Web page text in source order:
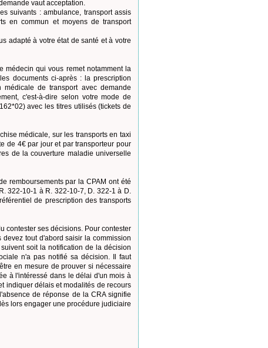
vaut acceptation.
suivants : ambulance, transport assis
en commun et moyens de transport
adapté à votre état de santé et à votre
médecin qui vous remet notamment la
documents ci-après : la prescription
médicale de transport avec demande
c'est-à-dire selon votre mode de
avec les titres utilisés (tickets de
médicale, sur les transports en taxi
de 4€ par jour et par transporteur pour
de la couverture maladie universelle
remboursements par la CPAM ont été
322-10-1 à R. 322-10-7, D. 322-1 à D.
de prescription des transports
contester ses décisions. Pour contester
tout d'abord saisir la commission
soit la notification de la décision
n'a pas notifié sa décision. Il faut
en mesure de prouver si nécessaire
à l'intéressé dans le délai d'un mois à
indiquer délais et modalités de recours
de réponse de la CRA signifie
lors engager une procédure judiciaire